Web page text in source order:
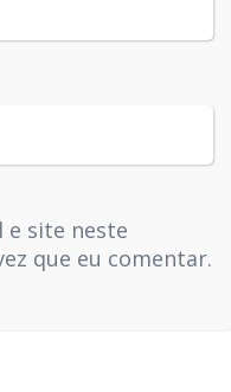
e site neste
que eu comentar.